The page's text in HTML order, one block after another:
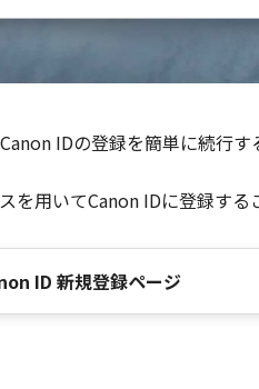
IDの登録を簡単に続行す
用いてCanon IDに登録する
ID 新規登録ページ